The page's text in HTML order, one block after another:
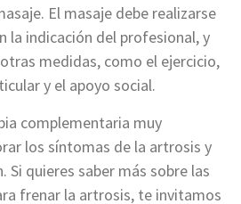
El masaje debe realizarse
la indicación del profesional, y
medidas, como el ejercicio,
y el apoyo social.
complementaria muy
los síntomas de la artrosis y
Si quieres saber más sobre las
frenar la artrosis, te invitamos